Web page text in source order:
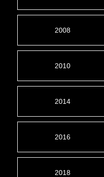
2008
2010
2014
2016
2018